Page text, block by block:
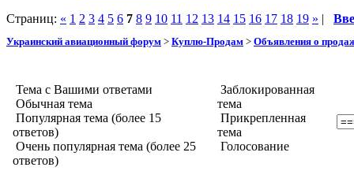
Страниц: « 1 2 3 4 5 6 7 8 9 10 11 12 13 14 15 16 17 18 19 » |
Украинский авиационный форум > Куплю-Продам > Объявления о
Тема с Вашими ответами
Обычная тема
Популярная тема (более 15
ответов)
Очень популярная тема (более 25
ответов)
Заблокированная
тема
Прикрепленная
тема
Голосование